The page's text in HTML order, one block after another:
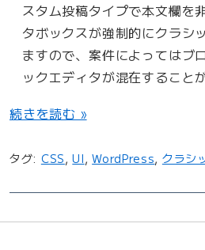
スタム投稿タイプで本文欄を
タボックスが強制的にクラシ
ますので、案件によってはブ
ックエディタが混在すること
“
o
r
d
r
続きを読む »
タグ: CSS,UI,WordPress, クラシ